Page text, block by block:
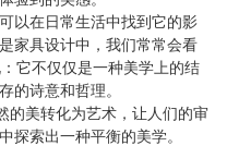
以在日常生活中找到它的影
家具设计中，我们常常会看
它不仅仅是一种美学上的结
的诗意和哲理。
的美转化为艺术，让人们的审
探索出一种平衡的美学。